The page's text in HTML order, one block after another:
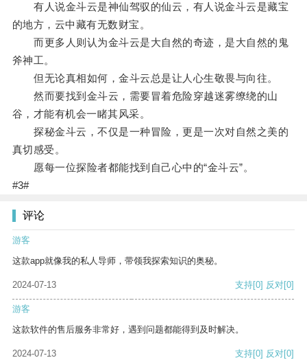
有人说金斗云是神仙驾驭的仙云，有人说金斗云是藏宝
的地方，云中藏有无数财宝。
而更多人则认为金斗云是大自然的奇迹，是大自然的鬼
斧神工。
但无论真相如何，金斗云总是让人心生敬畏与向往。
然而要找到金斗云，需要冒着危险穿越迷雾缭绕的山
谷，才能有机会一睹其风采。
探秘金斗云，不仅是一种冒险，更是一次对自然之美的
真切感受。
愿每一位探险者都能找到自己心中的“金斗云”。
#3#
评论
游客
这款app就像我的私人导师，带领我探索知识的奥秘。
2024-07-13 支持[0] 反对[0]
游客
这款软件的售后服务非常好，遇到问题都能得到及时解决。
2024-07-13 支持[0] 反对[0]